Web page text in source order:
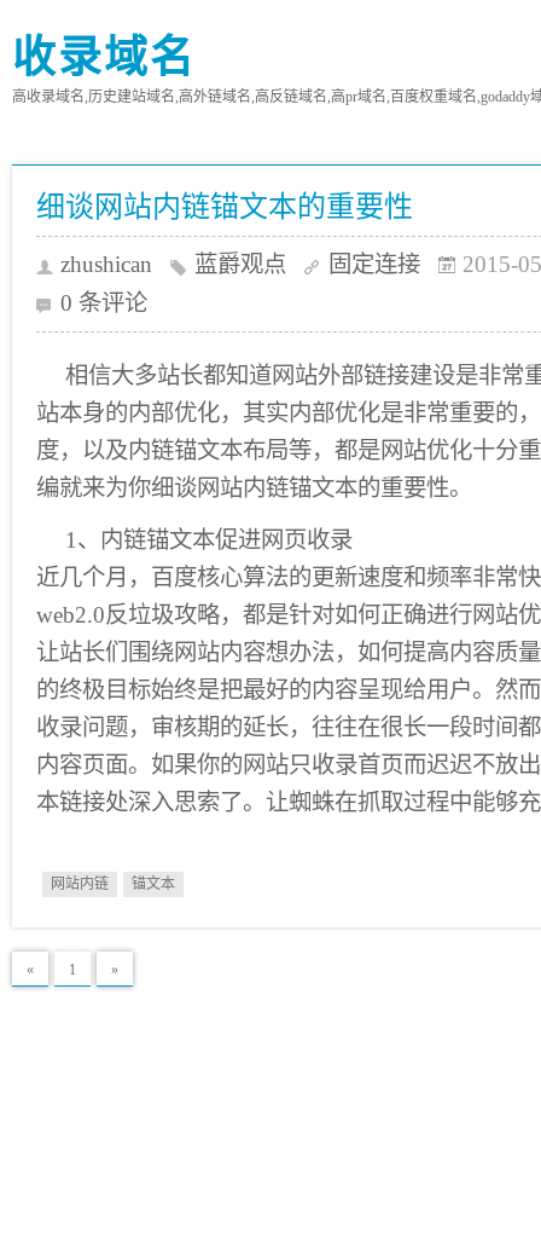
收录域名
高收录域名,历史建站域名,高外链域名,高反链域名,高pr域名,百度权重域名,godaddy
细谈网站内链锚文本的重要性
zhushican 蓝爵观点 固定连接
2015-
0 条评论
相信大多站长都知道网站外部链接建设是非常
站本身的内部优化，其实内部优化是非常重要的
度，以及内链锚文本布局等，都是网站优化十分
编就来为你细谈网站内链锚文本的重要性。
1、内链锚文本促进网页收录
近几个月，百度核心算法的更新速度和频率非常
web2.0反垃圾攻略，都是针对如何正确进行网站
让站长们围绕网站内容想办法，如何提高内容质
的终极目标始终是把最好的内容呈现给用户。然
收录问题，审核期的延长，往往在很长一段时间
内容页面。如果你的网站只收录首页而迟迟不放
本链接处深入思索了。让蜘蛛在抓取过程中能够
网站内链 锚文本
« 1 »